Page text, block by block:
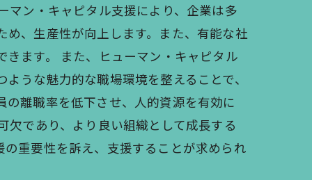
マン・キャピタル支援により、企業は多
、生産性が向上します。また、有能な社
ます。 また、ヒューマン・キャピタル
うな魅力的な職場環境を整えることで、
離職率を低下させ、人的資源を有効に
欠であり、より良い組織として成長する
重要性を訴え、支援することが求められ